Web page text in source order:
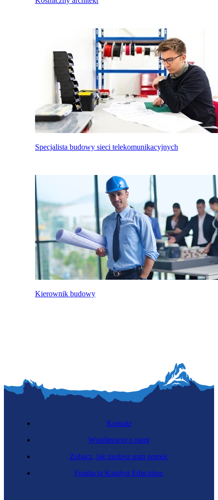
Specjalista budowy sieci telekomunikacyjnych
Kierownik budowy
Kontakt
Współpracuj z nami
Zobacz, jak możesz nam pomóc
Fundacja Katalyst Education